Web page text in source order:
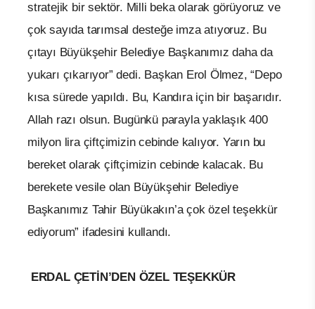
stratejik bir sektör. Milli beka olarak görüyoruz ve
çok sayıda tarımsal desteğe imza atıyoruz. Bu
çıtayı Büyükşehir Belediye Başkanımız daha da
yukarı çıkarıyor” dedi. Başkan Erol Ölmez, “Depo
kısa sürede yapıldı. Bu, Kandıra için bir başarıdır.
Allah razı olsun. Bugünkü parayla yaklaşık 400
milyon lira çiftçimizin cebinde kalıyor. Yarın bu
bereket olarak çiftçimizin cebinde kalacak. Bu
berekete vesile olan Büyükşehir Belediye
Başkanımız Tahir Büyükakın’a çok özel teşekkür
ediyorum” ifadesini kullandı.
ERDAL ÇETİN’DEN ÖZEL TEŞEKKÜR